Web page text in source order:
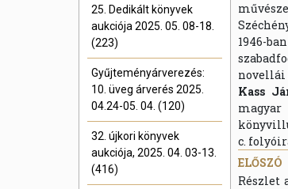
25. Dedikált könyvek
aukciója 2025. 05. 08-18.
(223)
Gyűjteményárverezés:
10. üveg árverés 2025.
04.24-05. 04. (120)
32. újkori könyvek
aukciója, 2025. 04. 03-13.
(416)
1946-
Kass
c.
ELŐSZÓ
Részlet